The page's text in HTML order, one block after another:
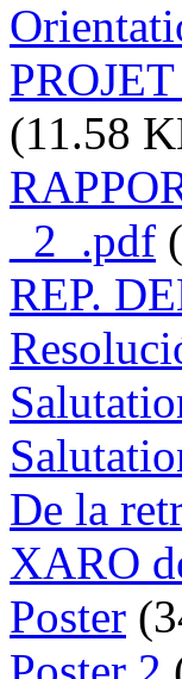
(11.58
_2_.pdf
REP.
De la
XARO
Poster